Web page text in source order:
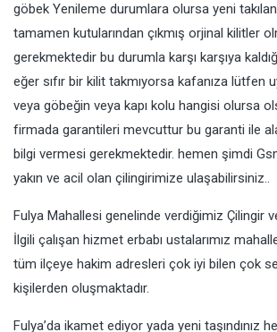
göbek Yenileme durumlara olursa yeni
tamamen kutularından çıkmış orjinal kilitler
gerekmektedir bu durumla karşı karşıya
eğer sıfır bir kilit takmıyorsa kafanıza lütfen
veya göbeğin veya kapı kolu hangisi olursa
firmada garantileri mevcuttur bu garanti ile
bilgi vermesi gerekmektedir. hemen şimdi
yakın ve acil olan çilingirimize ulaşabilirsiniz..
Fulya Mahallesi genelinde verdiğimiz Çilingir
İlgili çalışan hizmet erbabı ustalarımız
tüm ilçeye hakim adresleri çok iyi bilen çok
kişilerden oluşmaktadır.
Fulya’da ikamet ediyor yada yeni taşındınız